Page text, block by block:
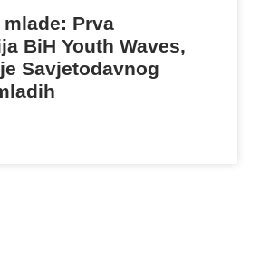
mlade: Prva
BiH Youth Waves,
Savjetodavnog